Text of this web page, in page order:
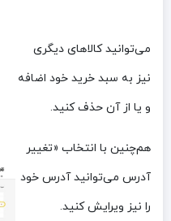
می‌توانید کالاهای دیگری
نیز به سبد خرید خود اضافه
و یا از آن حذف کنید.
هم‌چنین با انتخاب «تغییر
آدرس می‌توانید آدرس خود
را نیز ویرایش کنید.